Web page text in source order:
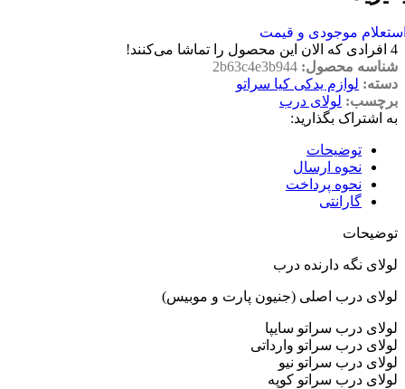
موجودی و قیمت
4 افرادی که الان این محصول را تماشا می‌کنند!
شناسه محصول: 2b63c4e3b944
دسته: لوازم یدکی کیا سراتو
برچسب: لولای درب
به اشتراک بگذارید:
توضیحات
نحوه ارسال
نحوه پرداخت
گارانتی
توضیحات
لولای نگه دارنده درب
لولای درب اصلی (جنیون پارت و موبیس)
لولای درب سراتو سایپا
لولای درب سراتو وارداتی
لولای درب سراتو نیو
لولای درب سراتو کوپه